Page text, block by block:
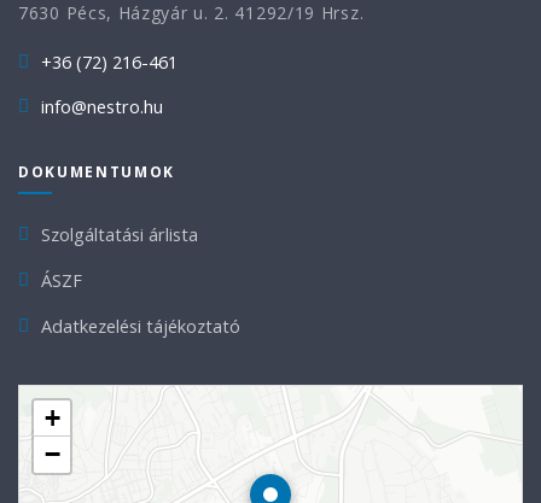
7630 Pécs, Házgyár u. 2. 41292/19 Hrsz.
+36 (72) 216-461
info@nestro.hu
DOKUMENTUMOK
Szolgáltatási árlista
ÁSZF
Adatkezelési tájékoztató
+
−